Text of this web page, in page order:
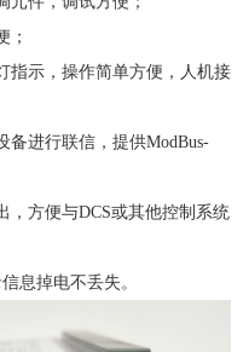
；
指示，操作简单方便，人机接
备进行联信，提供ModBus-
，方便与DCS或其他控制系统
息掉电不丢失。